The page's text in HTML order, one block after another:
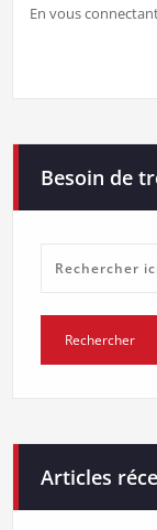
En vous
Besoin de
Articles